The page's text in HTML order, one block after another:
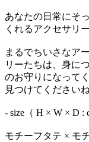
あなたの日常にそ
くれるアクセサリ
まるでちいさなア
リーたちは、身に
のお守りになって
見つけてくださいね
- size（ H × W × D :
モチーフタテ × モ